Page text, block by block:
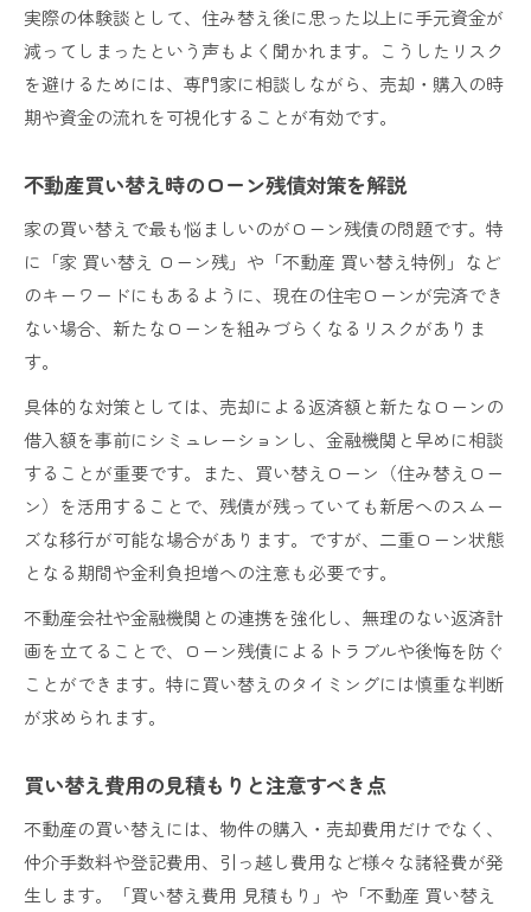
実際の体験談として、住み替え後に思った以上に手元資金が
減ってしまったという声もよく聞かれます。こうしたリスク
を避けるためには、専門家に相談しながら、売却・購入の時
期や資金の流れを可視化することが有効です。
不動産買い替え時のローン残債対策を解説
家の買い替えで最も悩ましいのがローン残債の問題です。特
に「家 買い替え ローン残」や「不動産 買い替え特例」など
のキーワードにもあるように、現在の住宅ローンが完済でき
ない場合、新たなローンを組みづらくなるリスクがありま
す。
具体的な対策としては、売却による返済額と新たなローンの
借入額を事前にシミュレーションし、金融機関と早めに相談
することが重要です。また、買い替えローン（住み替えロー
ン）を活用することで、残債が残っていても新居へのスムー
ズな移行が可能な場合があります。ですが、二重ローン状態
となる期間や金利負担増への注意も必要です。
不動産会社や金融機関との連携を強化し、無理のない返済計
画を立てることで、ローン残債によるトラブルや後悔を防ぐ
ことができます。特に買い替えのタイミングには慎重な判断
が求められます。
買い替え費用の見積もりと注意すべき点
不動産の買い替えには、物件の購入・売却費用だけでなく、
仲介手数料や登記費用、引っ越し費用など様々な諸経費が発
生します。「買い替え費用 見積もり」や「不動産 買い替え